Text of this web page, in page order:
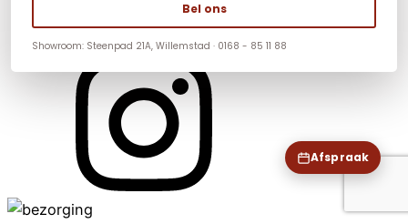
Afspraak
Bel ons
Showroom: Steenpad 21A, Willemstad · 0168 - 85 11 88